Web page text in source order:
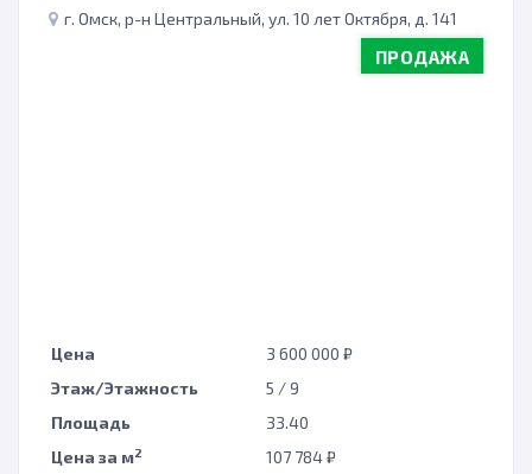
г. Омск, р-н Центральный, ул. 10 лет Октября, д. 141
ПРОДАЖА
Цена
3 600 000 ₽
Этаж/Этажность
5 / 9
Площадь
33.40
Цена за м2 107 784 ₽